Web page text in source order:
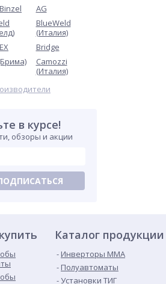
аргонодуговая
16М Шл.12.Р.О.О.Бр
без окончаний)
Не указана цена
руб.
AG
BlueWeld
(Италия)
Bridge
Camozzi
(Италия)
в курсе!
обзоры и акции
Каталог продукции
Инверторы ММА
Полуавтоматы
Установки ТИГ